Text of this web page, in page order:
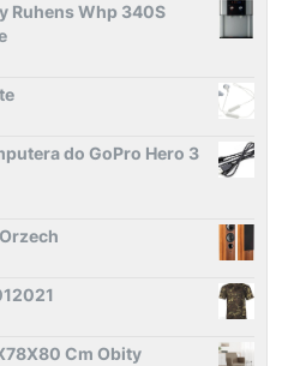
Ruhens Whp 340S
do GoPro Hero 3
Cm Obity